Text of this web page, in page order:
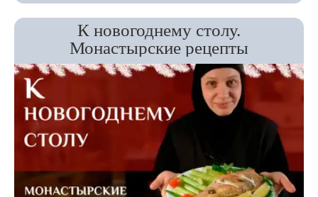
К новогоднему столу.
Монастырские рецепты